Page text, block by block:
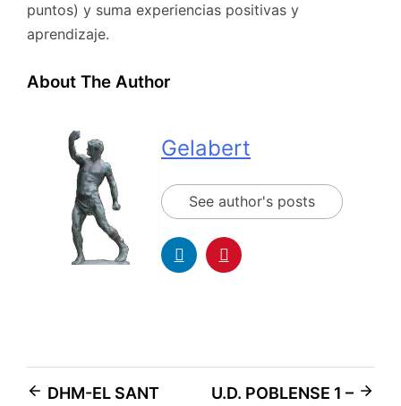
puntos) y suma experiencias positivas y
aprendizaje.
About The Author
Gelabert
See author's posts
DHM-EL SANT
U.D. POBLENSE 1 –